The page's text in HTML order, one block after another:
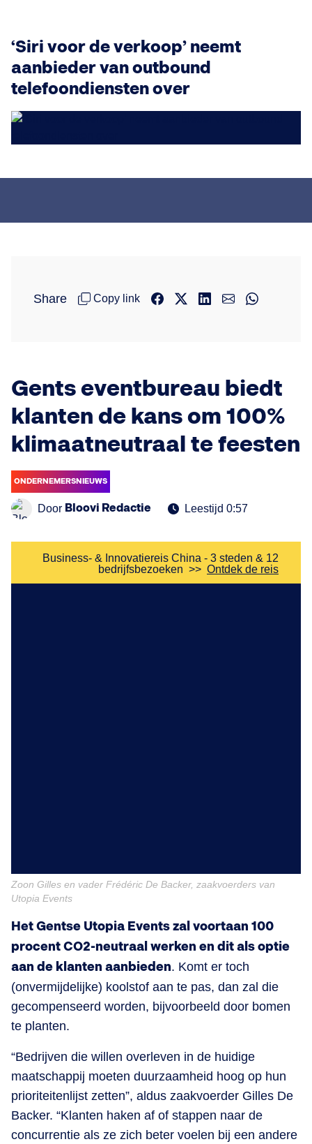
‘Siri voor de verkoop’ neemt
aanbieder van outbound
telefoondiensten over
Share Copy link
Gents eventbureau biedt
klanten de kans om 100%
klimaatneutraal te feesten
ONDERNEMERSNIEUWS
Door Bloovi Redactie Leestijd 0:57
Business- & Innovatiereis China - 3 steden & 12
bedrijfsbezoeken >> Ontdek de reis
Zoon Gilles en vader Frédéric De Backer, zaakvoerders van
Utopia Events
Het Gentse Utopia Events zal voortaan 100
procent CO2-neutraal werken en dit als optie
aan de klanten aanbieden. Komt er toch
(onvermijdelijke) koolstof aan te pas, dan zal die
gecompenseerd worden, bijvoorbeeld door bomen
te planten.
“Bedrijven die willen overleven in de huidige
maatschappij moeten duurzaamheid hoog op hun
prioriteitenlijst zetten”, aldus zaakvoerder Gilles De
Backer. “Klanten haken af of stappen naar de
concurrentie als ze zich beter voelen bij een andere